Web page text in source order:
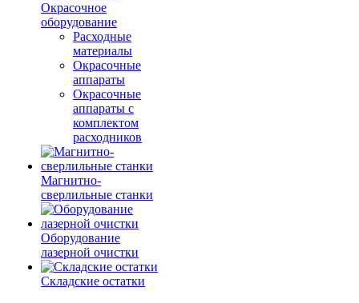
Окрасочное
оборудование
Расходные
материалы
Окрасочные
аппараты
Окрасочные
аппараты с
комплектом
расходников
Магнитно-
сверлильные станки
Оборудование
лазерной очистки
Складские остатки